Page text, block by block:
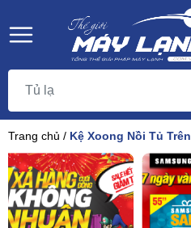
Trang chủ / Kệ Xoong Nồi Tủ Trên